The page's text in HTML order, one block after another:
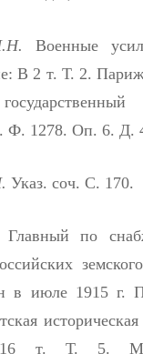
Военные
В 2 т. Т. 2.
Ф. 1278. Оп. 6. Д.
Указ. соч. С. 170.
по
в июле 1915 г.
т. Т. 5. М.: